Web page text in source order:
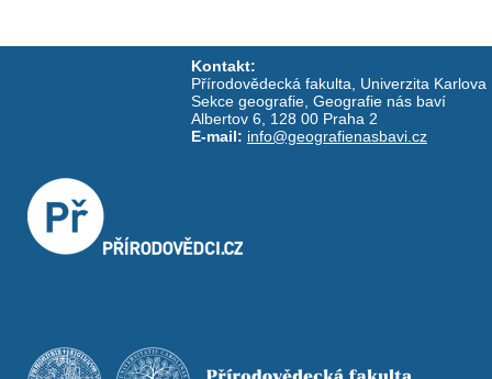
Kontakt:
Přírodovědecká fakulta, Univerzita Karlova
Sekce geografie, Geografie nás baví
Albertov 6, 128 00 Praha 2
E-mail: info@geografienasbavi.cz